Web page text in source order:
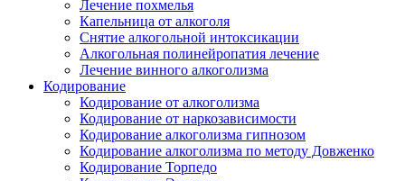
Лечение похмелья
Капельница от алкоголя
Снятие алкогольной интоксикации
Алкогольная полинейропатия лечение
Лечение винного алкоголизма
Кодирование
Кодирование от алкоголизма
Кодирование от наркозависимости
Кодирование алкоголизма гипнозом
Кодирование алкоголизма по методу Довженко
Кодирование Торпедо